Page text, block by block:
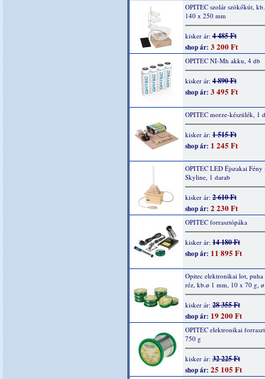
OPITEC szolár szökőkút,
140 x 250 mm
kisker ár: 4 485 Ft
shop ár: 3 200 Ft
OPITEC NI-Mh akku, 4 db
kisker ár: 4 890 Ft
shop ár: 3 495 Ft
OPITEC morze-készülék, 1
kisker ár: 1 515 Ft
shop ár: 1 245 Ft
OPITEC LED Éjszakai Fény
Skyline, 1 darab
kisker ár: 2 610 Ft
shop ár: 2 230 Ft
OPITEC forrasztópáka
kisker ár: 14 180 Ft
shop ár: 11 895 Ft
Opitec elektronikai lot, puha
réz, kb.ø 1 mm, 10 x 70 g,
kisker ár: 28 355 Ft
shop ár: 19 200 Ft
OPITEC elektronikai
750 g
kisker ár: 32 225 Ft
shop ár: 25 105 Ft